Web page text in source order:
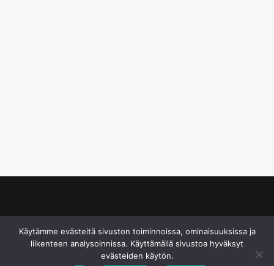
Käytämme evästeitä sivuston toiminnoissa, ominaisuuksissa ja
liikenteen analysoinnissa. Käyttämällä sivustoa hyväksyt
evästeiden käytön.